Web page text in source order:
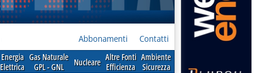
Abbonamenti Contatti
Energia
Elettrica
Gas Naturale
GPL - GNL
Nucleare Altre Fonti
Efficienza
Ambiente
Sicurezza